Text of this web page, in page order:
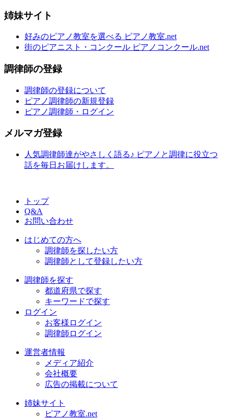
姉妹サイト
好みのピアノ教室を選べる ピアノ教室.net
街のピアニスト・コンクール ピアノコンクール.net
調律師の登録
調律師の登録について
ピアノ調律師の新規登録
ピアノ調律師・ログイン
メルマガ登録
人気調律師達がやさしく語る♪ ピアノと調律に役立つ
話を毎日お届けします。
トップ
Q&A
お問い合わせ
はじめての方へ
調律師を探したい方
調律師として登録したい方
調律師を探す
都道府県で探す
キーワードで探す
ログイン
お客様ログイン
調律師ログイン
運営者情報
メディア紹介
会社概要
広告の掲載について
姉妹サイト
ピアノ教室.net